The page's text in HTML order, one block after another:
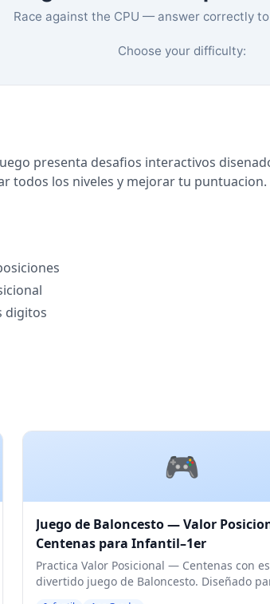
presenta desafios interactivos
todos los niveles y mejorar tu puntuacion.
digitos
🎮
Juego de Baloncesto — Valor
Centenas para Infantil–1er
Practica Valor Posicional — Centenas con
divertido juego de Baloncesto. Diseñado